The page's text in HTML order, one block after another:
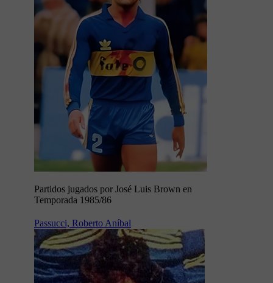
Partidos jugados por José Luis Brown en
Temporada 1985/86
Passucci, Roberto Aníbal